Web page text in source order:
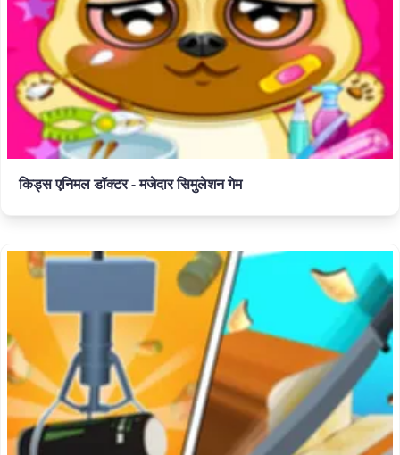
किड्स एनिमल डॉक्टर - मजेदार सिमुलेशन गेम